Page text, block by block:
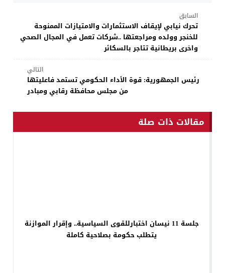
السابق
تحرك نيابي لإيقاف الاستثمارات والامتيازات الممنوحة
للخنجر وولده ومراجعتها ..شركات تعمل في المجال الصحي
واخرى بريطانية تتاجر بالسكائر
التالي
رئيس الجمهورية: قوة الأداء الحكومي تستمد فاعليتها
من مجلس محافظة رقابي ومبادر
مقالات ذات صلة
جلسة 11 نيسان اختبارللقوى السياسية.. وإقرار الموازنة
يتطلب حكومة بصلاحية كاملة